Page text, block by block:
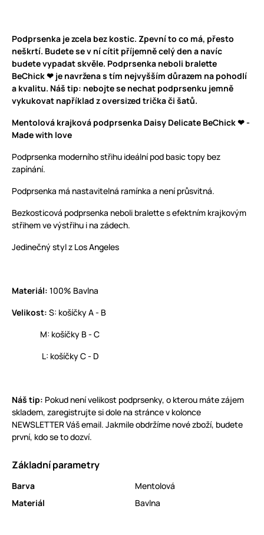
Podprsenka je zcela bez kostic. Zpevní to co má, přesto
neškrtí. Budete se v ní cítit příjemně celý den a navíc
budete vypadat skvěle. Podprsenka neboli bralette
BeChick ❤ je navržena s tím nejvyšším důrazem na pohodlí
a kvalitu. Náš tip: nebojte se nechat podprsenku jemně
vykukovat například z oversized trička či šatů.
Mentolová krajková podprsenka Daisy Delicate BeChick ❤ -
Made with love
Podprsenka moderního střihu ideální pod basic topy bez
zapínání.
Podprsenka má nastavitelná ramínka a není průsvitná.
Bezkosticová podprsenka neboli bralette s efektním krajkovým
střihem ve výstřihu i na zádech.
Jedinečný styl z Los Angeles
Materiál: 100% Bavlna
Velikost: S: košíčky A - B
M: košíčky B - C
L: košíčky C - D
Náš tip: Pokud není velikost podprsenky, o kterou máte zájem
skladem, zaregistrujte si dole na stránce v kolonce
NEWSLETTER Váš email. Jakmile obdržíme nové zboží, budete
první, kdo se to dozví.
Základní parametry
Barva
Mentolová
Materiál
Bavlna